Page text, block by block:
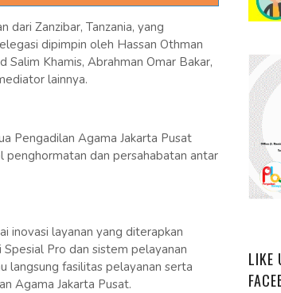
Zanzibar, Tanzania, yang
dipimpin oleh Hassan Othman
Khamis, Abrahman Omar Bakar,
lainnya.
Pengadilan Agama Jakarta Pusat
penghormatan dan persahabatan antar
inovasi layanan yang diterapkan
Pro dan sistem pelayanan
langsung fasilitas pelayanan serta
Agama Jakarta Pusat.
LIKE